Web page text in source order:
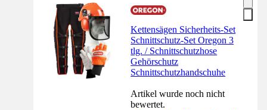
Kettensägen Sicherheits-Set
Schnittschutz-Set Oregon 3
tlg. / Schnittschutzhose
Gehörschutz
Schnittschutzhandschuhe
Artikel wurde noch nicht
bewertet.